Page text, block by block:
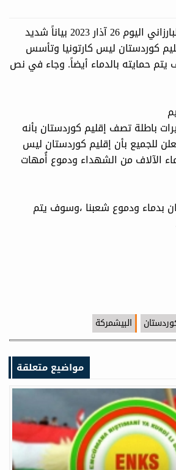
آرك نيوز... أصدر مقر البارزاني اليوم 26 آذار 2023 بياناً شديد
كوردستان ليس كارتونيا وتأسس
حمايته بالدماء أيضاً. وجاء في نص
باطلة تصف إقليم كوردستان بأنه
للجميع بأن إقليم كوردستان ليس
الآلاف من الشهداء ودموع أُمهات
بدماء ودموع شعبنا ،وسوف يتم
البيشمركة
مواضيع متعلقة